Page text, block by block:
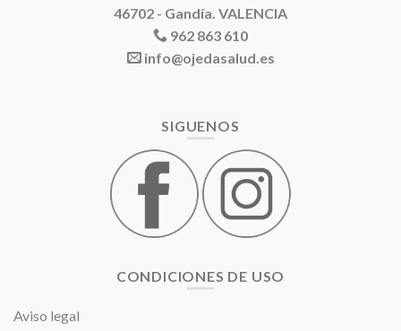
46702 - Gandía. VALENCIA
962 863 610
info@ojedasalud.es
SIGUENOS
CONDICIONES DE USO
Aviso legal